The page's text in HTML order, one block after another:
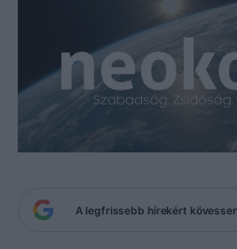
A legfrissebb hírekért